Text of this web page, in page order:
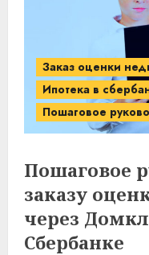
Заказ оценки
Ипотека в
Пошаговое
Пошаговое
заказу
через
Сбербанке